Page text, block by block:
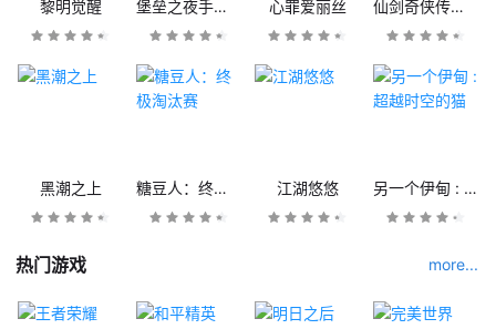
黎明觉醒 堡垒之夜手机版 心罪爱丽丝 仙剑奇侠传九野
黑潮之上 糖豆人：终极淘汰赛 江湖悠悠 另一个伊甸 : 超越时空的猫
热门游戏 more...